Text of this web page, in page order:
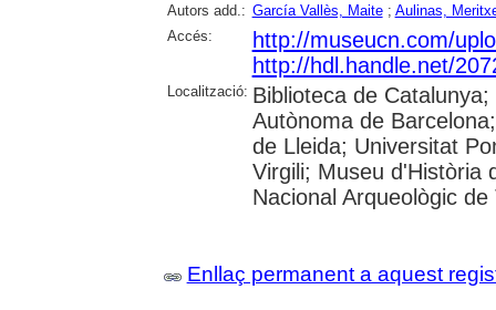
Autors add.: García Vallès, Maite; Aulinas,
Accés:
http://museucn.com/
http://hdl.handle.net/
Localització: Biblioteca de
Autònoma de
de Lleida; Universitat
Virgili; Museu d'Història
Nacional Arqueològic de
Enllaç permanent a aquest